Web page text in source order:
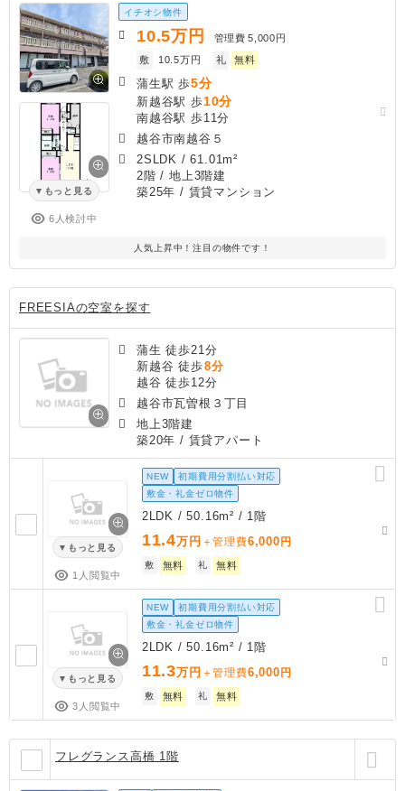
もっと見る
6人検討中
イチオシ物件
10.5万円 管理費 5,000円
敷
10.5万円 礼 無料
蒲生駅 歩5分
新越谷駅 歩10分
南越谷駅 歩11分
越谷市南越谷５
2SLDK /61.01m²
2階 / 地上3階建
築25年 / 賃貸マンション
人気上昇中！注目の物件です！
FREESIAの空室を探す
蒲生 徒歩21分
新越谷 徒歩8分
越谷 徒歩12分
越谷市瓦曽根３丁目
地上3階建
築20年 / 賃貸アパート
もっと見る
1人閲覧中
NEW
初期費用分割払い対応
敷金・礼金ゼロ物件
2LDK / 50.16m² / 1階
11.4万円 ＋管理費6,000 円
敷 無料 礼 無料
もっと見る
3人閲覧中
NEW
初期費用分割払い対応
敷金・礼金ゼロ物件
2LDK / 50.16m² / 1階
11.3万円 ＋管理費6,000 円
敷 無料 礼 無料
フレグランス高橋 1階